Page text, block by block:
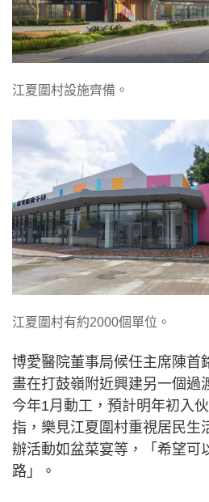
江夏圍村設施齊備。
江夏圍村有約2000個單位。
博愛醫院董事局候任主席陳首
畫在打鼓嶺附近興建另一個過
今年1月動工，預計明年初入
指，樂見江夏圍村重視居民生
辦活動如盆菜宴等，「希望可
路」。